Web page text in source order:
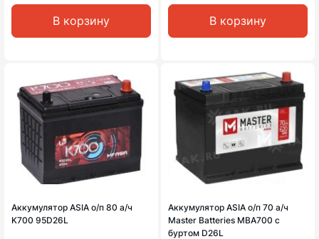
В корзину В корзину
Аккумулятор ASIA о/п 80 а/ч
K700 95D26L
Аккумулятор ASIA о/п 70 а/ч
Master Batteries MBA700 с
буртом D26L